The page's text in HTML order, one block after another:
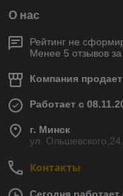
О нас
Рейтинг не
Менее 5 отзывов
Компания
Работает с
г. Минск
ул.
Контакты